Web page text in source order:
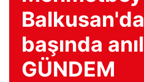
başında
GÜNDEM